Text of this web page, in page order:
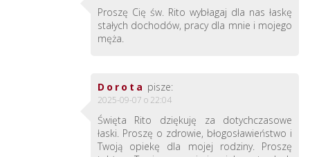
Proszę Cię św. Rito wybłagaj dla nas łaskę
stałych dochodów, pracy dla mnie i mojego
męża.
Dorota pisze:
2025-09-07 o 22:04
Święta Rito dziękuję za dotychczasowe
łaski. Proszę o zdrowie, błogosławieństwo i
Twoją opiekę dla mojej rodziny. Proszę